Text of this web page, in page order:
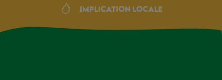
Implication locale